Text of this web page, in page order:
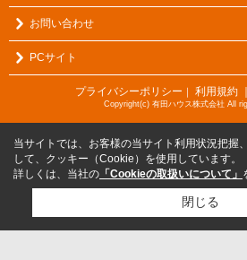
お問い合わせ
PCサイト
プライバシーポリシー ｜ 利用規約
Copyright(c) 有田ハウス株式会社 All
当サイトでは、お客様の当サイト利用状況把握
して、クッキー（Cookie）を使用しています。
詳しくは、当社の 「Cookieの取扱いについて」
閉じる